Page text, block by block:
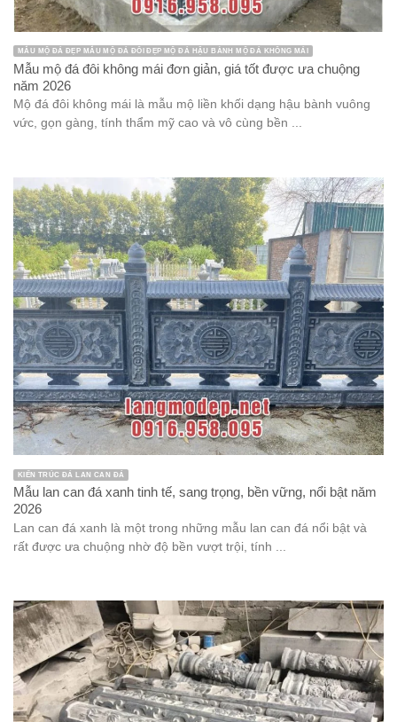
MẪU MỘ ĐÁ ĐẸP MẪU MỘ ĐÁ ĐÔI ĐẸP MỘ ĐÁ HẬU BÀNH MỘ ĐÁ KHÔNG MÁI
Mẫu mộ đá đôi không mái đơn giản, giá tốt được ưa chuộng
năm 2026
Mộ đá đôi không mái là mẫu mộ liền khối dạng hậu bành vuông
vức, gọn gàng, tính thẩm mỹ cao và vô cùng bền ...
KIẾN TRÚC ĐÁ LAN CAN ĐÁ
Mẫu lan can đá xanh tinh tế, sang trọng, bền vững, nổi bật năm
2026
Lan can đá xanh là một trong những mẫu lan can đá nổi bật và
rất được ưa chuộng nhờ độ bền vượt trội, tính ...